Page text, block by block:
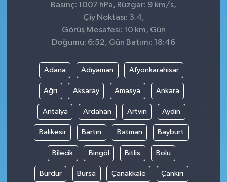
Basınç: 1007 hPa, Rüzgar: 9 km/s,
Çiy Noktası: 3.4,
Görüş Mesafesi: 10 km, Gün
Doğumu: 6:52, Gün Batımı: 18:46
Adana Adıyaman Afyonkarahisar
Ağrı Aksaray Amasya Ankara
Antalya Ardahan Artvin Aydın
Balıkesir Bartın Batman Bayburt
Bilecik Bingöl Bitlis Bolu
Burdur Bursa Çanakkale Çankırı